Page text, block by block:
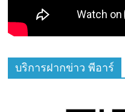
บริการฝากข่าว พีอาร์